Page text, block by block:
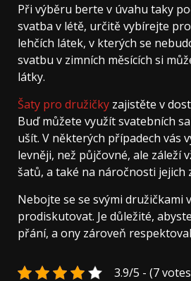
Při výběru berte v úvahu taky
svatba v létě, určitě vybírejte
lehčích látek, v kterých se
svatbu v zimních měsících si
látky.
Šaty pro družičky zajistěte v
Buď můžete využít svatebních
ušít. V některých případech vás
levněji, než půjčovné, ale záleží
šatů, a také na náročnosti jejich
Nebojte se se svými družičkami
prodiskutovat. Je důležité,
přání, a ony zároveň
3.9/5 - (7